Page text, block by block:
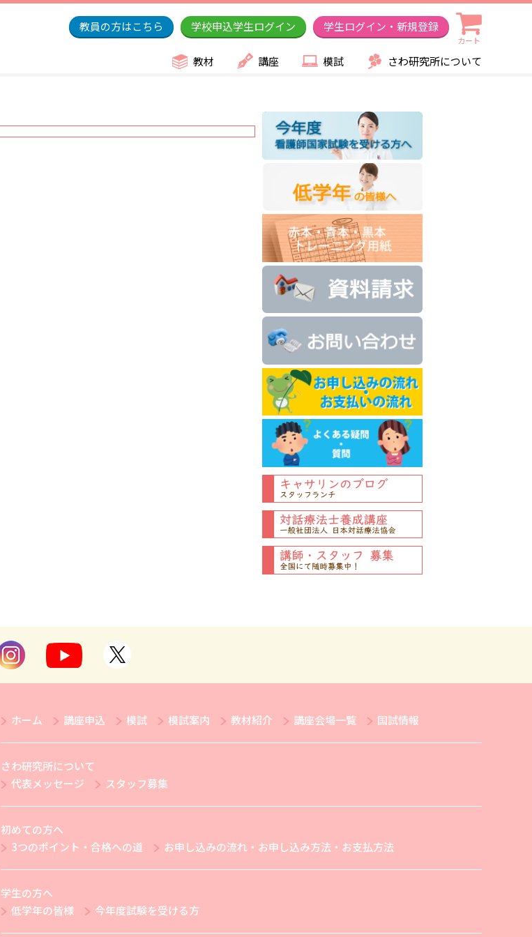
教員の方はこちら 学校申込学生ログイン 学生ログイン・新規登録
カート
教材 講座 模試 さわ研究所について
ホーム 講座申込 模試 模試案内 教材紹介 講座会場一覧 国試情報
さわ研究所について
代表メッセージ
スタッフ募集
初めての方へ
3つのポイント・合格への道
お申し込みの流れ・お申し込み方法・お支払方法
学生の方へ
低学年の皆様
今年度試験を受ける方